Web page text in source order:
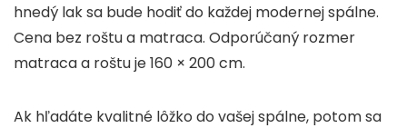
hnedý lak sa bude hodiť do každej modernej spálne.
Cena bez roštu a matraca. Odporúčaný rozmer
matraca a roštu je 160 × 200 cm.
Ak hľadáte kvalitné lôžko do vašej spálne, potom sa